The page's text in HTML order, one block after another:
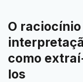
O
como
los